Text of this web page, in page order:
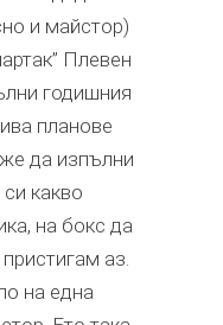
и майстор)
Плевен
годишния
планове
да изпълни
какво
на бокс да
аз.
на една